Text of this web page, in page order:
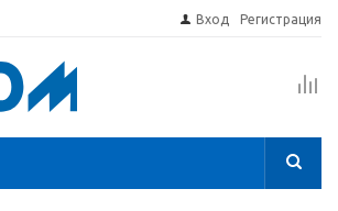
Вход Регистрация